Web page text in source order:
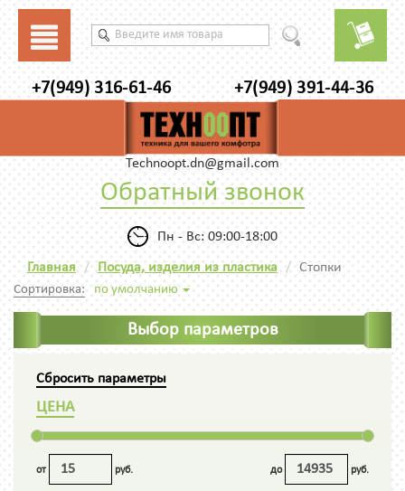
+7(949) 316-61-46 +7(949) 391-44-36
Technoopt.dn@gmail.com
Обратный звонок
Пн - Вс: 09:00-18:00
Главная Посуда, изделия из пластика Стопки
Сортировка: по умолчанию
Выбор параметров
Сбросить параметры
ЦЕНА
от руб. до руб.